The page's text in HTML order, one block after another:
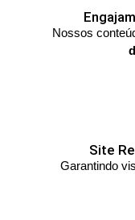
Nossos
Site
Garantindo